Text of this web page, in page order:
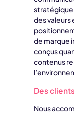
stratégique
des valeurs
de marque
conçus
contenus
Des
Nous